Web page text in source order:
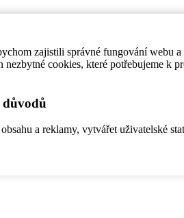
zajistili správné fungování
cookies, které potřebujeme k
důvodů
a reklamy, vytvářet uživatelské